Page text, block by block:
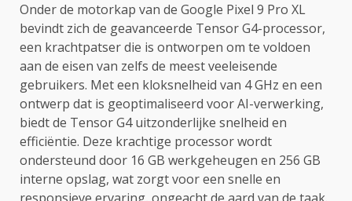
Onder de motorkap van de Google Pixel 9 Pro XL
bevindt zich de geavanceerde Tensor G4-processor,
een krachtpatser die is ontworpen om te voldoen
aan de eisen van zelfs de meest veeleisende
gebruikers. Met een kloksnelheid van 4 GHz en een
ontwerp dat is geoptimaliseerd voor AI-verwerking,
biedt de Tensor G4 uitzonderlijke snelheid en
efficiëntie. Deze krachtige processor wordt
ondersteund door 16 GB werkgeheugen en 256 GB
interne opslag, wat zorgt voor een snelle en